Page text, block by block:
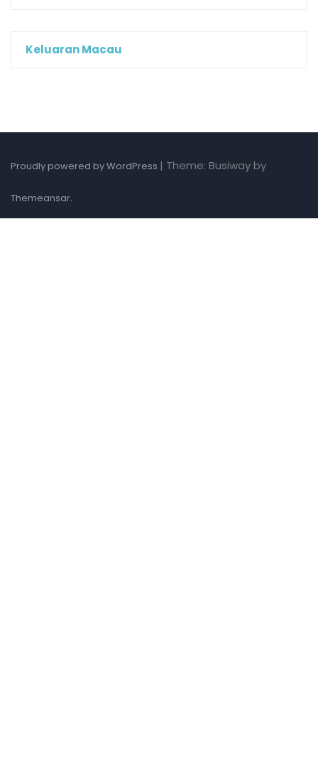
Keluaran Macau
Proudly powered by WordPress | Theme: Busiway by
Themeansar.